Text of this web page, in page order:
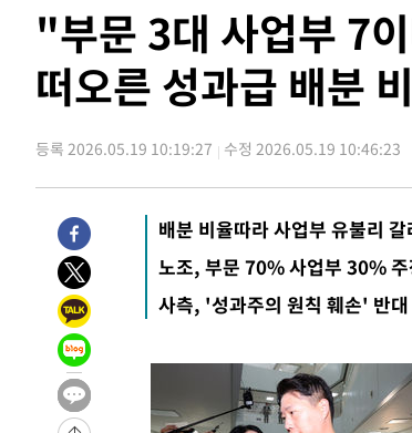
"부문 3대 사업부 7
떠오른 성과급 배분
등록 2026.05.19 10:19:27 수정 2026.05.19 10:46:23
배분 비율따라 사업부 유불리 갈
노조, 부문 70% 사업부 30%
사측, '성과주의 원칙 훼손' 반대